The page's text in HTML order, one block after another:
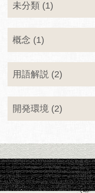
未分類 (1)
概念 (1)
用語解説 (2)
開発環境 (2)